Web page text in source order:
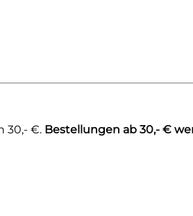
30,- €. Bestellungen ab 30,- €